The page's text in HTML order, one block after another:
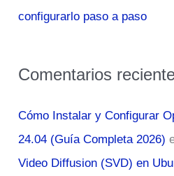
configurarlo paso a paso
Comentarios
Cómo Instalar y Configurar
24.04 (Guía Completa 2026)
Video Diffusion (SVD) en